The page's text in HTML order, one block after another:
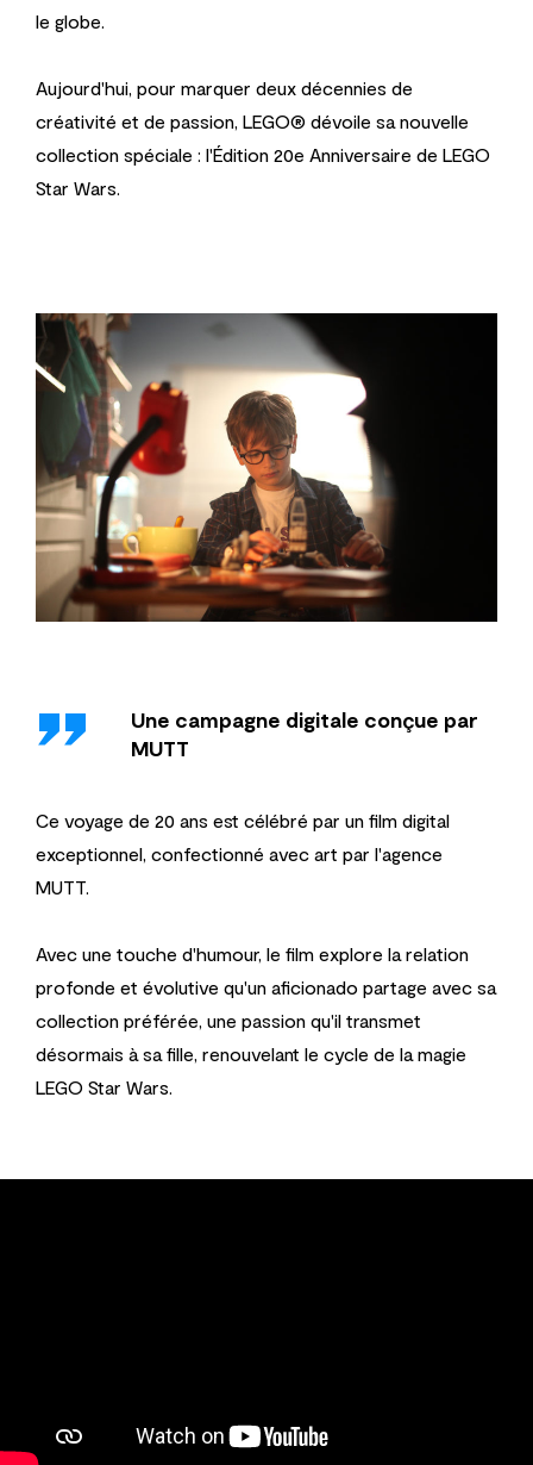
le globe.
Aujourd'hui, pour marquer deux décennies de
créativité et de passion, LEGO® dévoile sa nouvelle
collection spéciale : l'Édition 20e Anniversaire de LEGO
Star Wars.
''
Une campagne digitale conçue par
MUTT
Ce voyage de 20 ans est célébré par un film digital
exceptionnel, confectionné avec art par l'agence
MUTT.
Avec une touche d'humour, le film explore la relation
profonde et évolutive qu'un aficionado partage avec sa
collection préférée, une passion qu'il transmet
désormais à sa fille, renouvelant le cycle de la magie
LEGO Star Wars.